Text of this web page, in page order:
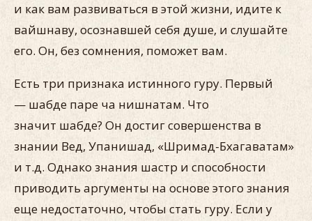
и как вам развиваться в этой жизни, идите к
вайшнаву, осознавшей себя душе, и слушайте
его. Он, без сомнения, поможет вам.
Есть три признака истинного гуру. Первый
— шабде паре ча нишнатам. Что
значит шабде? Он достиг совершенства в
знании Вед, Упанишад, «Шримад-Бхагаватам»
и т.д. Однако знания шастр и способности
приводить аргументы на основе этого знания
еще недостаточно, чтобы стать гуру. Если у